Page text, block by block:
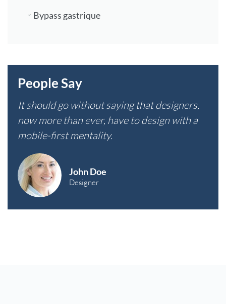
Bypass gastrique
People Say
It should go without saying that designers,
now more than ever, have to design with a
mobile-first mentality.
John Doe
Designer